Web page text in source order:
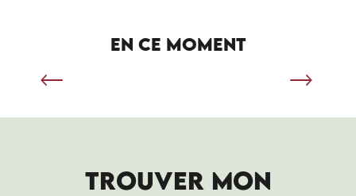
EN CE MOMENT
TROUVER MON